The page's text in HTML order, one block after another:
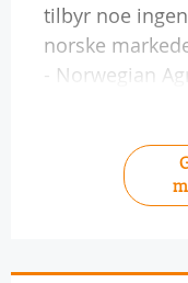
tilbyr noe
norske
- Norwegian